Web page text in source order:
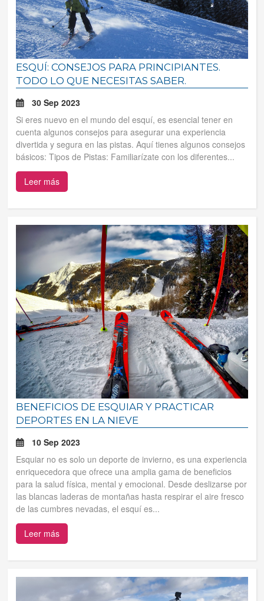
ESQUÍ: CONSEJOS PARA PRINCIPIANTES.
TODO LO QUE NECESITAS SABER.
30 Sep 2023
Si eres nuevo en el mundo del esquí, es esencial tener en
cuenta algunos consejos para asegurar una experiencia
divertida y segura en las pistas. Aquí tienes algunos consejos
básicos: Tipos de Pistas: Familiarízate con los diferentes...
Leer más
BENEFICIOS DE ESQUIAR Y PRACTICAR
DEPORTES EN LA NIEVE
10 Sep 2023
Esquiar no es solo un deporte de invierno, es una experiencia
enriquecedora que ofrece una amplia gama de beneficios
para la salud física, mental y emocional. Desde deslizarse por
las blancas laderas de montañas hasta respirar el aire fresco
de las cumbres nevadas, el esquí es...
Leer más